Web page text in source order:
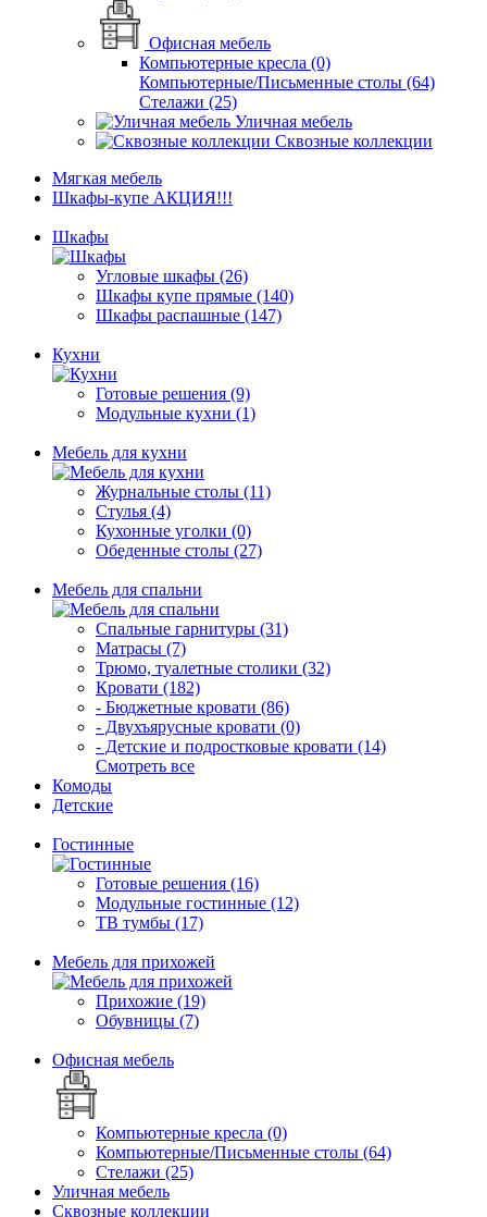
Офисная мебель
Компьютерные кресла (0)
Компьютерные/Письменные столы (64)
Стелажи (25)
Уличная мебель
Сквозные коллекции
Мягкая мебель
Шкафы-купе АКЦИЯ!!!
Шкафы
Угловые шкафы (26)
Шкафы купе прямые (140)
Шкафы распашные (147)
Кухни
Готовые решения (9)
Модульные кухни (1)
Мебель для кухни
Журнальные столы (11)
Стулья (4)
Кухонные уголки (0)
Обеденные столы (27)
Мебель для спальни
Спальные гарнитуры (31)
Матрасы (7)
Трюмо, туалетные столики (32)
Кровати (182)
- Бюджетные кровати (86)
- Двухъярусные кровати (0)
- Детские и подростковые кровати (14)
Смотреть все
Комоды
Детские
Гостинные
Готовые решения (16)
Модульные гостинные (12)
ТВ тумбы (17)
Мебель для прихожей
Прихожие (19)
Обувницы (7)
Офисная мебель
Компьютерные кресла (0)
Компьютерные/Письменные столы (64)
Стелажи (25)
Уличная мебель
Сквозные коллекции